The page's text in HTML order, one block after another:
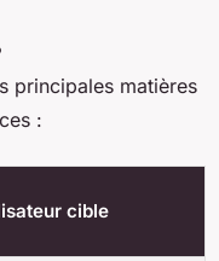
principales matières
:
cible